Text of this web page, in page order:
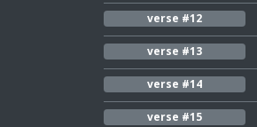
verse #12
verse #13
verse #14
verse #15